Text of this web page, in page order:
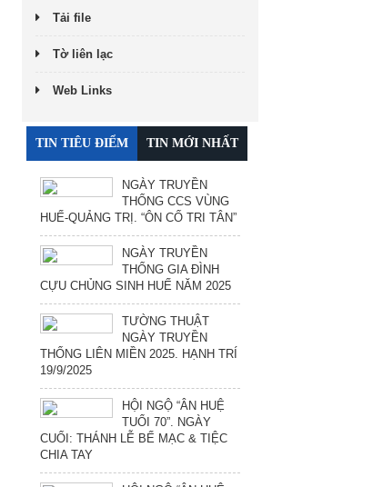
Tải file
Tờ liên lạc
Web Links
TIN TIÊU ĐIỂM TIN MỚI NHẤT
NGÀY TRUYỀN
THỐNG CCS VÙNG
HUẾ-QUẢNG TRỊ. “ÔN CỐ TRI TÂN”
NGÀY TRUYỀN
THỐNG GIA ĐÌNH
CỰU CHỦNG SINH HUẾ NĂM 2025
TƯỜNG THUẬT
NGÀY TRUYỀN
THỐNG LIÊN MIỀN 2025. HẠNH TRÍ
19/9/2025
HỘI NGỘ “ÂN HUỆ
TUỔI 70”. NGÀY
CUỐI: THÁNH LỄ BẾ MẠC & TIỆC
CHIA TAY